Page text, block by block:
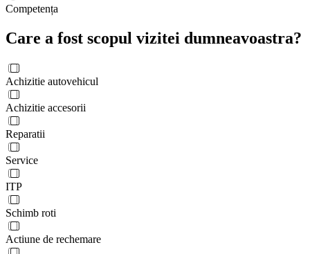
Competența
Care a fost scopul vizitei dumneavoastra?
Achizitie autovehicul
Achizitie accesorii
Reparatii
Service
ITP
Schimb roti
Actiune de rechemare